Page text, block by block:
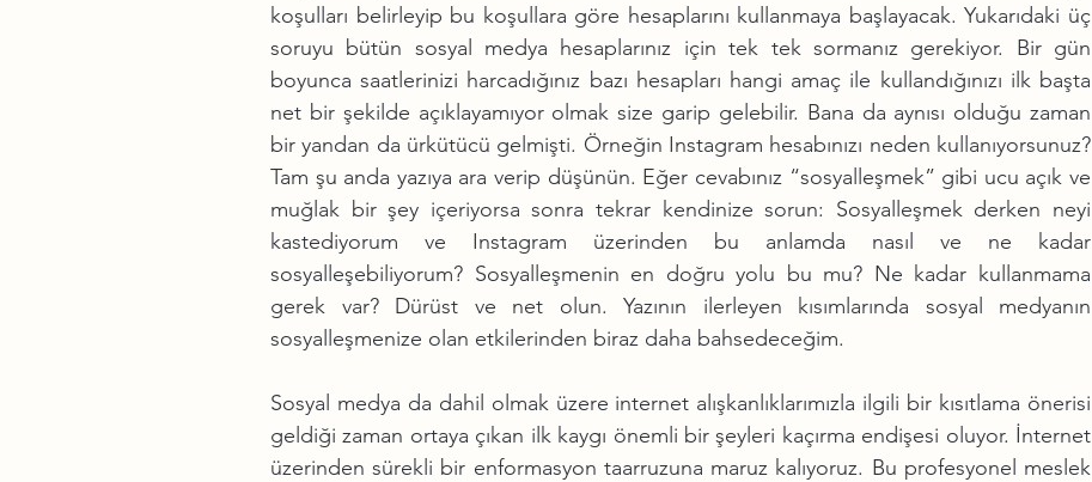
koşulları belirleyip bu koşullara göre hesaplarını kullanmaya başlayacak. Yukarıdaki üç
soruyu bütün sosyal medya hesaplarınız için tek tek sormanız gerekiyor. Bir gün
boyunca saatlerinizi harcadığınız bazı hesapları hangi amaç ile kullandığınızı ilk başta
net bir şekilde açıklayamıyor olmak size garip gelebilir. Bana da aynısı olduğu zaman
bir yandan da ürkütücü gelmişti. Örneğin Instagram hesabınızı neden kullanıyorsunuz?
Tam şu anda yazıya ara verip düşünün. Eğer cevabınız “sosyalleşmek” gibi ucu açık ve
muğlak bir şey içeriyorsa sonra tekrar kendinize sorun: Sosyalleşmek derken neyi
kastediyorum ve Instagram üzerinden bu anlamda nasıl ve ne kadar
sosyalleşebiliyorum? Sosyalleşmenin en doğru yolu bu mu? Ne kadar kullanmama
gerek var? Dürüst ve net olun. Yazının ilerleyen kısımlarında sosyal medyanın
sosyalleşmenize olan etkilerinden biraz daha bahsedeceğim.
Sosyal medya da dahil olmak üzere internet alışkanlıklarımızla ilgili bir kısıtlama önerisi
geldiği zaman ortaya çıkan ilk kaygı önemli bir şeyleri kaçırma endişesi oluyor. İnternet
üzerinden sürekli bir enformasyon taarruzuna maruz kalıyoruz. Bu profesyonel meslek